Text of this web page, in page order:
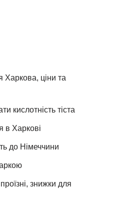
Харкова, ціни та
кислотність тіста
в Харкові
до Німеччини
знижки для